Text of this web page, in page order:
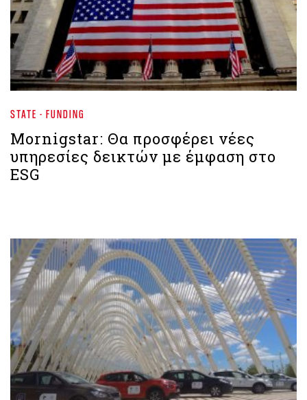
STATE - FUNDING
Mornigstar: Θα προσφέρει νέες
υπηρεσίες δεικτών με έμφαση στο
ESG